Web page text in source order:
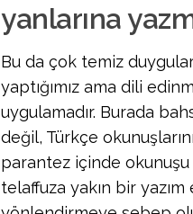
yanlarına
Bu da çok temiz
yaptığımız ama dili
uygulamadır. Burada
değil, Türkçe
parantez içinde okunuşu
telaffuza yakın bir